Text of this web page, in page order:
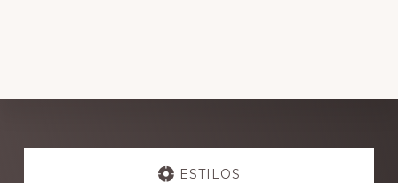
Explore
ESTILOS